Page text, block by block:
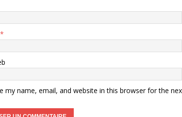
*
my name, email, and website in this browser for the